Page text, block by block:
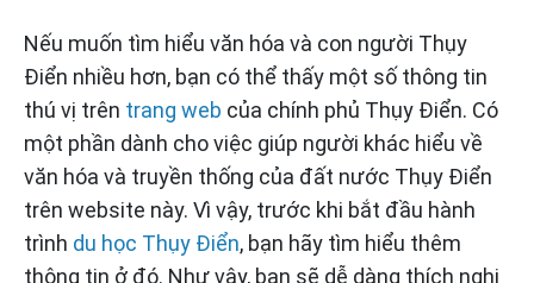
Nếu muốn tìm hiểu văn hóa và con người Thụy
Điển nhiều hơn, bạn có thể thấy một số thông tin
thú vị trên trang web của chính phủ Thụy Điển. Có
một phần dành cho việc giúp người khác hiểu về
văn hóa và truyền thống của đất nước Thụy Điển
trên website này. Vì vậy, trước khi bắt đầu hành
trình du học Thụy Điển, bạn hãy tìm hiểu thêm
thông tin ở đó. Như vậy, bạn sẽ dễ dàng thích nghi